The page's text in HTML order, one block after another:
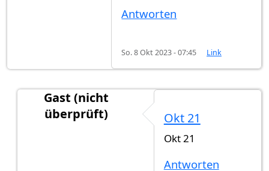
Antworten
So. 8 Okt 2023 - 07:45 Link
Gast (nicht
überprüft)
Weiß jemand, welcher Monat…
Okt 21
Okt 21
Antworten